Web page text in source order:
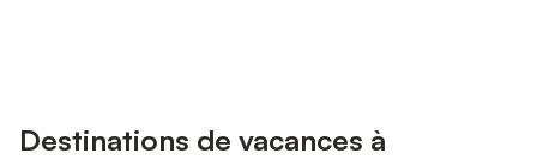
Destinations de vacances à